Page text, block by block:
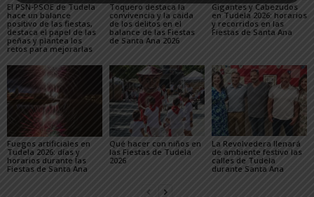
El PSN-PSOE de Tudela
hace un balance
positivo de las fiestas,
destaca el papel de las
peñas y plantea los
retos para mejorarlas
Toquero destaca la
convivencia y la caída
de los delitos en el
balance de las Fiestas
de Santa Ana 2026
Gigantes y Cabezudos
en Tudela 2026: horarios
y recorridos en las
Fiestas de Santa Ana
Fuegos artificiales en
Tudela 2026: días y
horarios durante las
Fiestas de Santa Ana
Qué hacer con niños en
las Fiestas de Tudela
2026
La Revolvedera llenará
de ambiente festivo las
calles de Tudela
durante Santa Ana